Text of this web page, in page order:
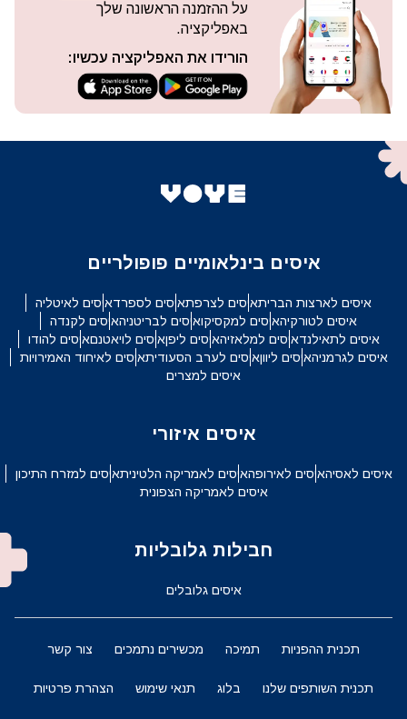
על ההזמנה הראשונה שלך
באפליקציה.
הורידו את האפליקציה עכשיו:
איסים בינלאומיים פופולריים
איסים לארצות הבריתאיסים לצרפתאיסים לספרדאיסים לאיטליה
איסים לטורקיהאיסים למקסיקואיסים לבריטניהאיסים לקנדה
איסים לתאילנדאיסים למלאזיהאיסים ליפןאיסים לויאטנםאיסים להודו
איסים לגרמניהאיסים ליווןאיסים לערב הסעודיתאיסים לאיחוד האמירויות
איסים למצרים
איסים איזורי
איסים לאסיהאיסים לאירופהאיסים לאמריקה הלטיניתאיסים למזרח התיכון
איסים לאמריקה הצפונית
חבילות גלובליות
איסים גלובלים
תכנית ההפניות תמיכה מכשירים נתמכים צור קשר
תכנית השותפים שלנו בלוג תנאי שימוש הצהרת פרטיות